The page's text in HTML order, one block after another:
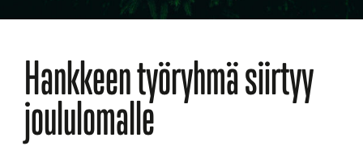
Hankkeen työryhmä siirtyy
joululomalle